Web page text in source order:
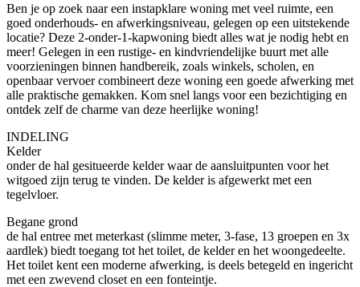
Ben je op zoek naar een instapklare woning met veel ruimte, een
goed onderhouds- en afwerkingsniveau, gelegen op een uitstekende
locatie? Deze 2-onder-1-kapwoning biedt alles wat je nodig hebt en
meer! Gelegen in een rustige- en kindvriendelijke buurt met alle
voorzieningen binnen handbereik, zoals winkels, scholen, en
openbaar vervoer combineert deze woning een goede afwerking met
alle praktische gemakken. Kom snel langs voor een bezichtiging en
ontdek zelf de charme van deze heerlijke woning!
INDELING
Kelder
onder de hal gesitueerde kelder waar de aansluitpunten voor het
witgoed zijn terug te vinden. De kelder is afgewerkt met een
tegelvloer.
Begane grond
de hal entree met meterkast (slimme meter, 3-fase, 13 groepen en 3x
aardlek) biedt toegang tot het toilet, de kelder en het woongedeelte.
Het toilet kent een moderne afwerking, is deels betegeld en ingericht
met een zwevend closet en een fonteintje.